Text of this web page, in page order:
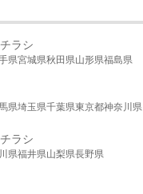
ラシ
県宮城県秋田県山形県福島県
県埼玉県千葉県東京都神奈川県
ラシ
県福井県山梨県長野県